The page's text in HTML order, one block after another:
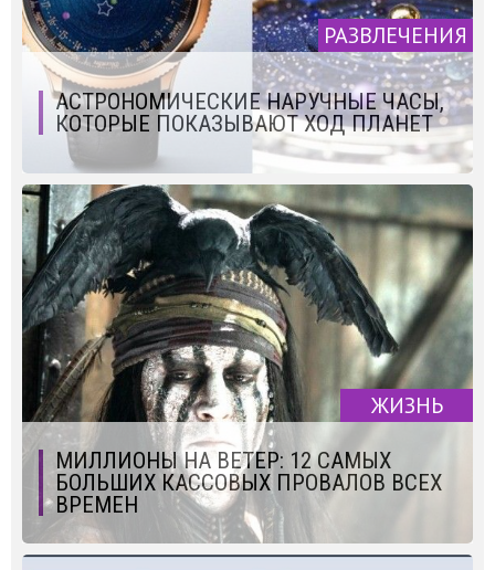
РАЗВЛЕЧЕНИЯ
АСТРОНОМИЧЕСКИЕ НАРУЧНЫЕ ЧАСЫ,
КОТОРЫЕ ПОКАЗЫВАЮТ ХОД ПЛАНЕТ
ЖИЗНЬ
МИЛЛИОНЫ НА ВЕТЕР: 12 САМЫХ
БОЛЬШИХ КАССОВЫХ ПРОВАЛОВ ВСЕХ
ВРЕМЕН